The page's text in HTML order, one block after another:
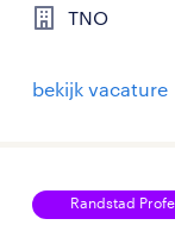
TNO
bekijk vacature
Randstad